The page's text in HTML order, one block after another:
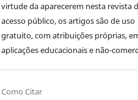
virtude da aparecerem nesta revista
acesso público, os artigos são de uso
gratuito, com atribuições próprias,
aplicações educacionais e não-
Como Citar